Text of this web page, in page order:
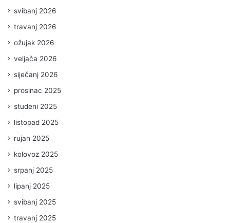
svibanj 2026
travanj 2026
ožujak 2026
veljača 2026
siječanj 2026
prosinac 2025
studeni 2025
listopad 2025
rujan 2025
kolovoz 2025
srpanj 2025
lipanj 2025
svibanj 2025
travanj 2025